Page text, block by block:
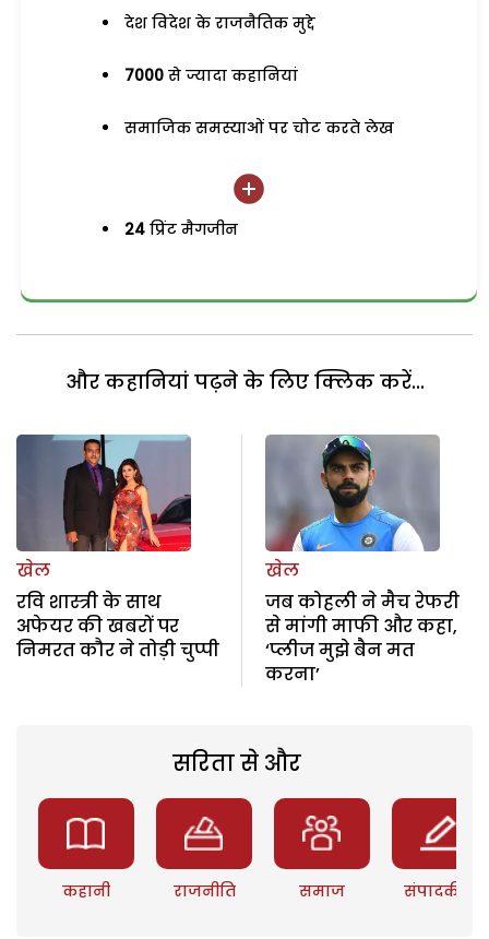
देश विदेश के राजनैतिक मुद्दे
7000 से ज्यादा कहानियां
समाजिक समस्याओं पर चोट करते लेख
24 प्रिंट मैगजीन
और कहानियां पढ़ने के लिए क्लिक करें...
खेल
रवि शास्त्री के साथ
अफेयर की खबरों पर
निमरत कौर ने तोड़ी चुप्पी
खेल
जब कोहली ने मैच रेफरी
से मांगी माफी और कहा,
‘प्लीज मुझे बैन मत
करना’
सरिता से और
कहानी राजनीति समाज संपादकीय